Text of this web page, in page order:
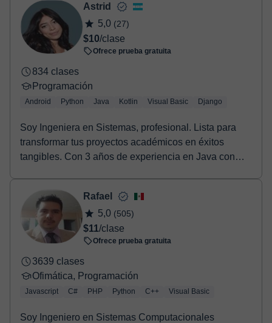
Una vez realices el pago de la clase, recibirás un email de
confirmación de la reserva.
Astrid
5,0 (27)
$10/clase
Ofrece prueba gratuita
834 clases
Programación
Android Python Java Kotlin Visual Basic Django
Soy Ingeniera en Sistemas, profesional. Lista para
transformar tus proyectos académicos en éxitos
tangibles. Con 3 años de experiencia en Java con
Rafael
5,0 (505)
$11/clase
Ofrece prueba gratuita
3639 clases
Ofimática, Programación
Javascript C# PHP Python C++ Visual Basic
Soy Ingeniero en Sistemas Computacionales